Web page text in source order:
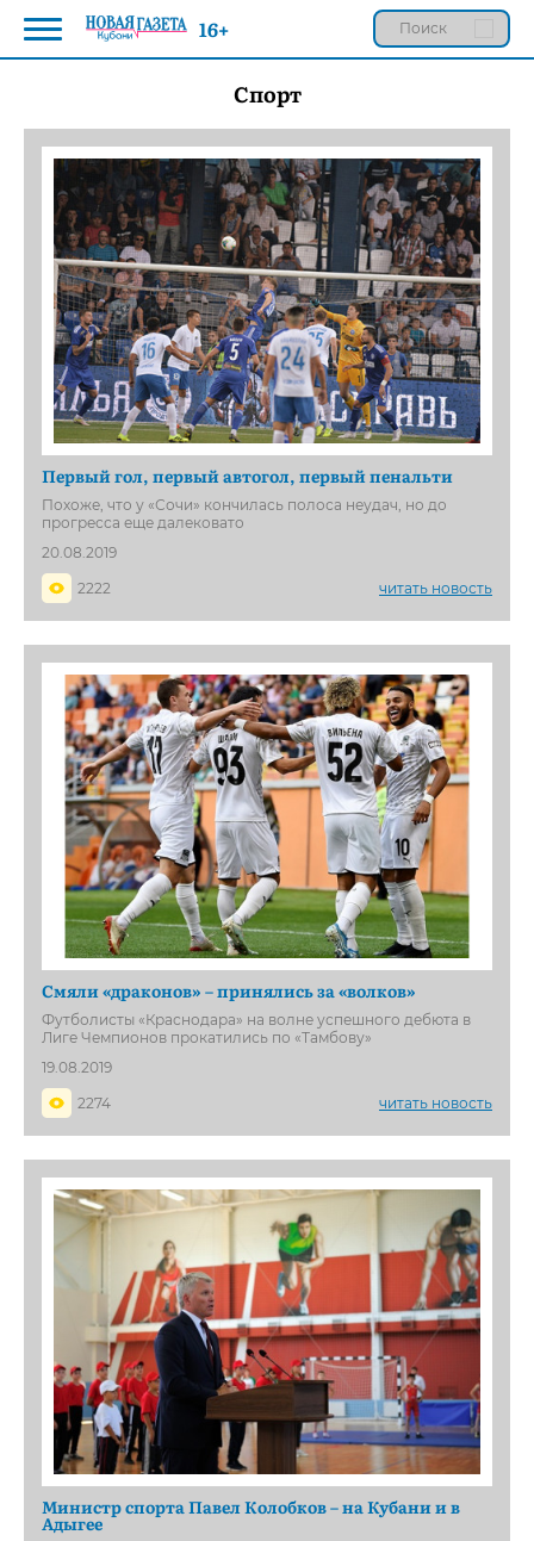
Спорт
Первый гол, первый автогол, первый пенальти
Похоже, что у «Сочи» кончилась полоса неудач, но до
прогресса еще далековато
20.08.2019
2222
читать новость
Смяли «драконов» – принялись за «волков»
Футболисты «Краснодара» на волне успешного дебюта в
Лиге Чемпионов прокатились по «Тамбову»
19.08.2019
2274
читать новость
Министр спорта Павел Колобков – на Кубани и в
Адыгее
16+